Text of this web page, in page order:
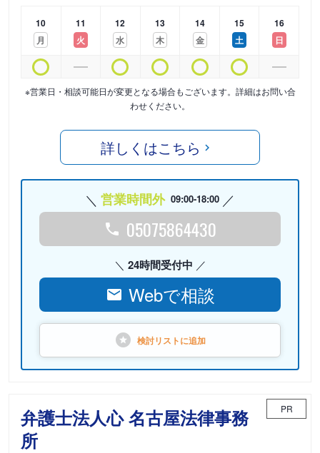
10
月
11
火
12
水
13
木
14
金
15
土
16
日
※営業日・相談可能日が変更となる場合もございます。詳細はお問い合
わせください。
詳しくはこちら
営業時間外 09:00-18:00
05075864430
24時間受付中
Webで相談
検討リストに追加
弁護士法人心 名古屋法律事務
所
PR